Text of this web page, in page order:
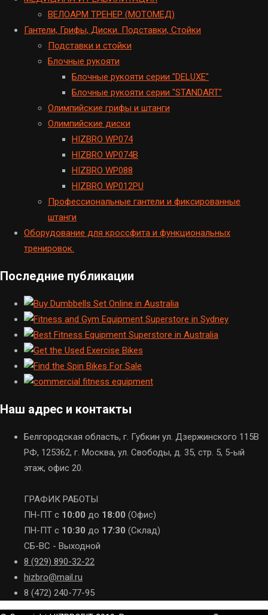
ВЕЛОАРМ ТРЕНЕР (МОТОМЕД)
Гантели, Грифы, Диски. Подставки, Стойки
Подставки и стойки
Блочные рукояти
Блочные рукояти серии "DELUXE"
Блочные рукояти серии "STANDART"
Олимпийские грифы и штанги
Олимпийские диски
HIZBRO WP074
HIZBRO WP074B
HIZBRO WP088
HIZBRO WP012PU
Профессиональные гантели и фиксированные
штанги
Оборудование для кроссфита и функциональных
тренировок.
Последние публикации
Наш адрес и контакты
Белгородская область, г. Губкин ул. Дзержинского 115В
РФ, 125362, г. Москва, ул. Свободы, д. 35, стр. 5, 5-ый
этаж, офис 20.
ГРАФИК РАБОТЫ
ПН-ПТ с 10:00 до 18:00 (Офис)
ПН-ПТ с 10:30 до 17:30 (Склад)
СБ-ВС - Выходной
8 (929) 890-32-22
hizbro@mail.ru
8 (472) 240-77-95